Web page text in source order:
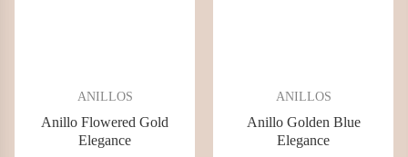
ANILLOS
Anillo Flowered Gold
Elegance
ANILLOS
Anillo Golden Blue
Elegance